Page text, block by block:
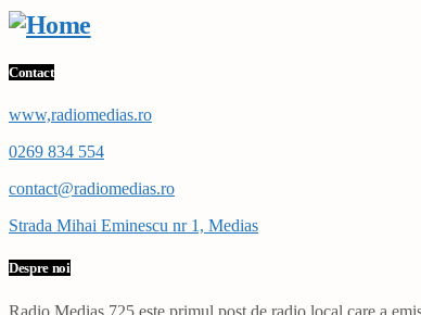
Contact
www,radiomedias.ro
0269 834 554
contact@radiomedias.ro
Strada Mihai Eminescu nr 1, Medias
Despre noi
Radio Mediaș 725 este primul post de radio local care a